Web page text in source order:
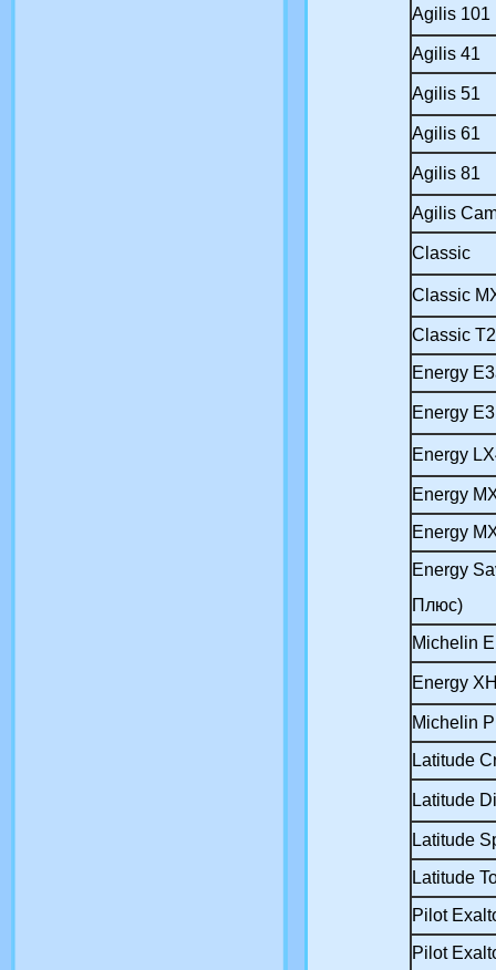
Agilis 101
Agilis 41
Agilis 51
Agilis 61
Agilis 81
Agilis
Classic
Classic
Classic T2
Energy
Energy
Energy
Energy
Energy
Energy
Плюс)
Michelin
Energy
Michelin
Latitude
Latitude
Latitude
Latitude
Pilot
Pilot